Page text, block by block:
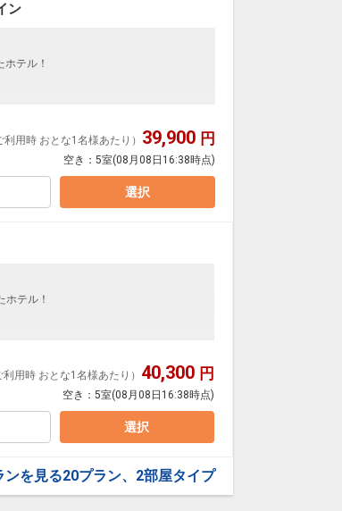
ン
テル！
ンク飲み放題！（チェックアウト当日の
別途現地にて朝食代金（現地販売価格
す。
す。
利用時 おとな1名様あたり） 39,900 円
空き： 5室(08月08日16:38時点)
選択
テル！
プ・食事条件・プラン同一であることが
だいた後表示される「空室照会結果確
リンク飲み放題！（チェックアウト当日
利用時 おとな1名様あたり） 40,300 円
空き： 5室(08月08日16:38時点)
選択
ンを見る20プラン、2部屋タイプ